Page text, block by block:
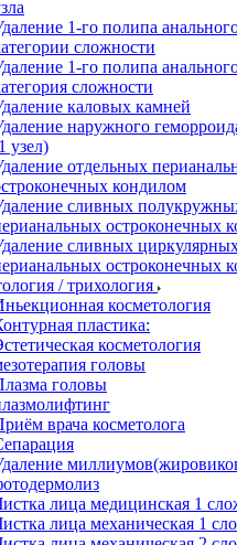
1-го полипа
сложности
1-го полипа
сложности
каловых камней
наружного
узел)
отдельных
кондилом
сливных
остроконечных
сливных
остроконечных
/ трихология
косметология
пластика:
косметология
головы
головы
врача косметолога
лица медицинская 1
лица механическая 1